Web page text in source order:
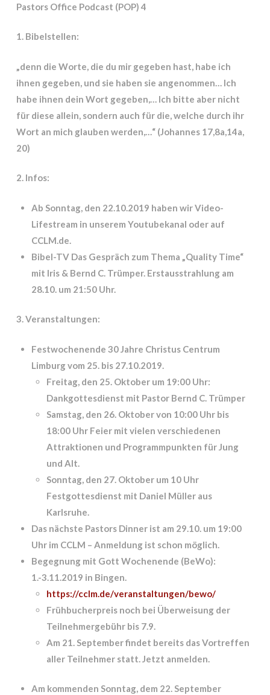
Pastors Office Podcast (POP) 4
1. Bibelstellen:
„denn die Worte, die du mir gegeben hast, habe ich
ihnen gegeben, und sie haben sie angenommen… Ich
habe ihnen dein Wort gegeben,… Ich bitte aber nicht
für diese allein, sondern auch für die, welche durch ihr
Wort an mich glauben werden,…“ (Johannes 17,8a,14a,
20)
2. Infos:
Ab Sonntag, den 22.10.2019 haben wirVideo-
Lifestream in unserem Youtubekanal oder auf
CCLM.de.
Bibel-TV Das Gespräch zum Thema „Quality Time“
mit Iris & Bernd C. Trümper. Erstausstrahlung am
28.10. um 21:50 Uhr.
3. Veranstaltungen:
Festwochenende 30 Jahre Christus Centrum
Limburg vom 25. bis 27.10.2019.
Freitag, den 25. Oktober um 19:00 Uhr:
Dankgottesdienst mit Pastor Bernd C. Trümper
Samstag, den 26. Oktober von 10:00 Uhr bis
18:00 Uhr Feier mit vielen verschiedenen
Attraktionen und Programmpunkten für Jung
und Alt.
Sonntag, den 27. Oktober um 10 Uhr
Festgottesdienst mit Daniel Müller aus
Karlsruhe.
Das nächste Pastors Dinner ist am 29.10. um 19:00
Uhr im CCLM – Anmeldung ist schon möglich.
Begegnung mit Gott Wochenende (BeWo):
1.-3.11.2019 in Bingen.
https://cclm.de/veranstaltungen/bewo/
Frühbucherpreis noch bei Überweisung der
Teilnehmergebühr bis 7.9.
Am 21. September findet bereits das Vortreffen
aller Teilnehmer statt. Jetzt anmelden.
Am kommenden Sonntag, dem 22. September